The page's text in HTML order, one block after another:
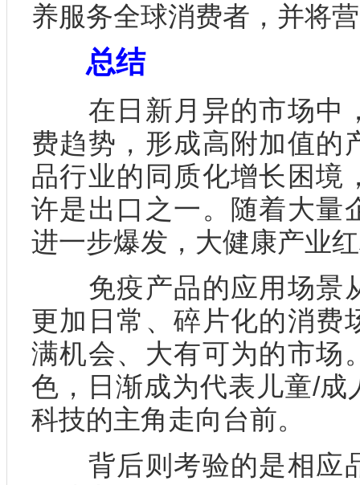
养服务全球消费者，并将
总结
在日新月异的市场中
费趋势，形成高附加值的
品行业的同质化增长困境
许是出口之一。随着大量
进一步爆发，大健康产业
免疫产品的应用场景
更加日常、碎片化的消费
满机会、大有可为的市场
色，日渐成为代表儿童/
科技的主角走向台前。
背后则考验的是相应